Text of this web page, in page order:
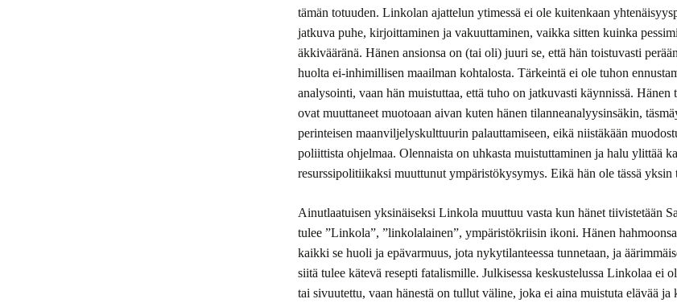
tämän totuuden. Linkolan ajattelun ytimessä ei ole kuitenkaan
jatkuva puhe, kirjoittaminen ja vakuuttaminen, vaikka sitten kuinka
äkkivääränä. Hänen ansionsa on (tai oli) juuri se, että hän toistuvasti
huolta ei-inhimillisen maailman kohtalosta. Tärkeintä ei ole tuhon
analysointi, vaan hän muistuttaa, että tuho on jatkuvasti käynnissä. Hänen
ovat muuttaneet muotoaan aivan kuten hänen tilanneanalyysinsäkin,
perinteisen maanviljelyskulttuurin palauttamiseen, eikä niistäkään
poliittista ohjelmaa. Olennaista on uhkasta muistuttaminen ja halu ylittää
resurssipolitiikaksi muuttunut ympäristökysymys. Eikä hän ole tässä yksin
Ainutlaatuisen yksinäiseksi Linkola muuttuu vasta kun hänet tiivistetään
tulee ”Linkola”, ”linkolalainen”, ympäristökriisin ikoni. Hänen
kaikki se huoli ja epävarmuus, jota nykytilanteessa tunnetaan, ja
siitä tulee kätevä resepti fatalismille. Julkisessa keskustelussa Linkolaa ei
tai sivuutettu, vaan hänestä on tullut väline, joka ei aina muistuta elävää ja